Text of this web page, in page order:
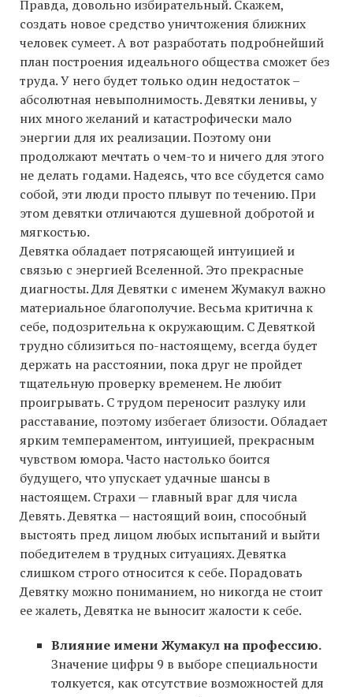
Правда, довольно избирательный. Скажем,
создать новое средство уничтожения ближних
человек сумеет. А вот разработать подробнейший
план построения идеального общества сможет без
труда. У него будет только один недостаток –
абсолютная невыполнимость. Девятки ленивы, у
них много желаний и катастрофически мало
энергии для их реализации. Поэтому они
продолжают мечтать о чем-то и ничего для этого
не делать годами. Надеясь, что все сбудется само
собой, эти люди просто плывут по течению. При
этом девятки отличаются душевной добротой и
мягкостью.
Девятка обладает потрясающей интуицией и
связью с энергией Вселенной. Это прекрасные
диагносты. Для Девятки с именем Жумакул важно
материальное благополучие. Весьма критична к
себе, подозрительна к окружающим. С Девяткой
трудно сблизиться по-настоящему, всегда будет
держать на расстоянии, пока друг не пройдет
тщательную проверку временем. Не любит
проигрывать. С трудом переносит разлуку или
расставание, поэтому избегает близости. Обладает
ярким темпераментом, интуицией, прекрасным
чувством юмора. Часто настолько боится
будущего, что упускает удачные шансы в
настоящем. Страхи — главный враг для числа
Девять. Девятка — настоящий воин, способный
выстоять пред лицом любых испытаний и выйти
победителем в трудных ситуациях. Девятка
слишком строго относится к себе. Порадовать
Девятку можно пониманием, но никогда не стоит
ее жалеть, Девятка не выносит жалости к себе.
Влияние имени Жумакул на профессию.
Значение цифры 9 в выборе специальности
толкуется, как отсутствие возможностей для